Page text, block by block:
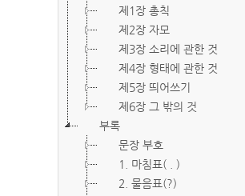
제1장 총칙
제2장 자모
제3장 소리에 관한 것
제4장 형태에 관한 것
제5장 띄어쓰기
제6장 그 밖의 것
부록
문장 부호
1. 마침표( . )
2. 물음표(?)